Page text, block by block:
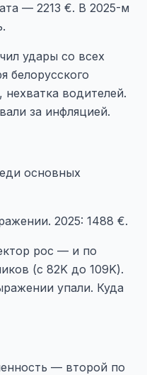
— 2213 €. В 2025-м
удары со всех
белорусского
водителей.
за инфляцией.
основных
2025: 1488 €.
рос — и по
(с 82K до 109K).
упали. Куда
— второй по